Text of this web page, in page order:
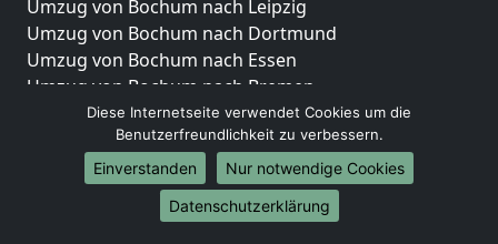
Umzug von Bochum nach Leipzig
Umzug von Bochum nach Dortmund
Umzug von Bochum nach Essen
Umzug von Bochum nach Bremen
Umzug von Bochum nach Dresden
Umzug von Bochum nach Hannover
Umzug von Bochum nach Nürnberg
Umzug von Bochum nach Duisburg
Umzug von Bochum nach Bochum
Diese Internetseite verwendet Cookies um die
Benutzerfreundlichkeit zu verbessern.
Einverstanden
Nur notwendige Cookies
Datenschutzerklärung